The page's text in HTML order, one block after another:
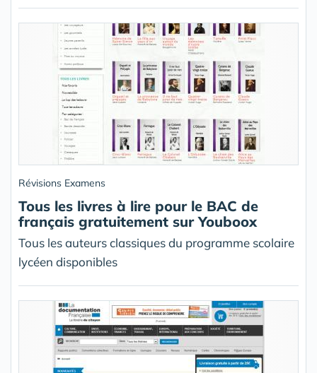
Révisions Examens
Tous les livres à lire pour le BAC de
français gratuitement sur Youboox
Tous les auteurs classiques du programme scolaire
lycéen disponibles